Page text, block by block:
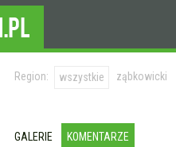
Region: wszystkie ząbkowicki
GALERIE KOMENTARZE